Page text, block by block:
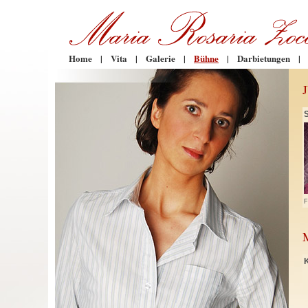
Home | Vita | Galerie | Bühne | Darbietungen |